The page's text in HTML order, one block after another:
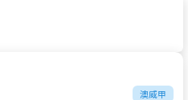
澳威甲